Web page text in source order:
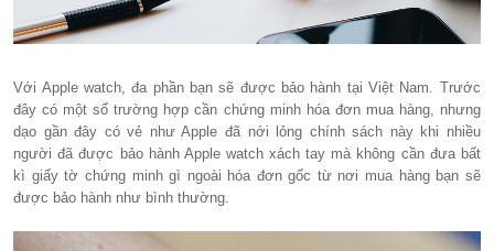
Với Apple watch, đa phần bạn sẽ được bảo hành tại Việt Nam. Trước
đây có một số trường hợp cần chứng minh hóa đơn mua hàng, nhưng
dạo gần đây có vẻ như Apple đã nới lỏng chính sách này khi nhiều
người đã được bảo hành Apple watch xách tay mà không cần đưa bất
kì giấy tờ chứng minh gì ngoài hóa đơn gốc từ nơi mua hàng bạn sẽ
được bảo hành như bình thường.